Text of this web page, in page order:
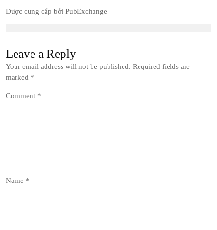
Được cung cấp bởi PubExchange
Leave a Reply
Your email address will not be published. Required fields are
marked *
Comment *
Name *